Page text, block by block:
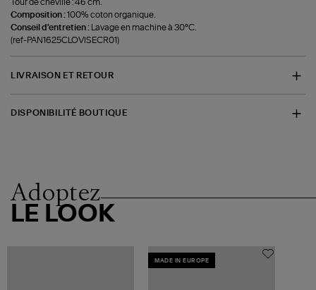
Tour de cheville : 46 cm.
Composition :100% coton organique.
Conseil d'entretien :
Lavage en machine à 30°C.
(ref-PAN1625CLOVISECR01)
LIVRAISON ET RETOUR
DISPONIBILITÉ BOUTIQUE
Adoptez
LE LOOK
MADE IN EUROPE